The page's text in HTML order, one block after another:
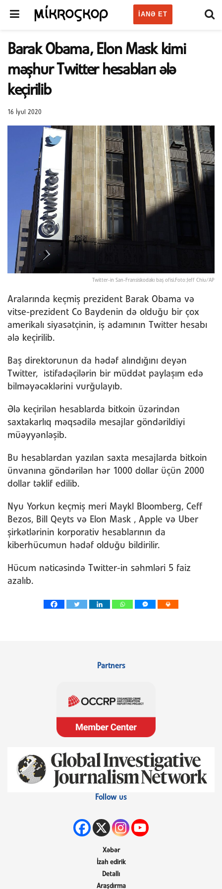
IANƏ ET
Barak Obama, Elon Mask kimi
məşhur Twitter hesabları ələ
keçirilib
16 İyul 2020
Twitter-in San-Fransiskodakı baş ofisi.Foto:Jeff Chiu/AP
Aralarında keçmiş prezident Barak Obama və
vitse-prezident Co Baydenin də olduğu bir çox
amerikalı siyasətçinin, iş adamının Twitter hesabı
ələ keçirilib.
Baş direktorunun da hədəf alındığını deyən
Twitter, istifadəçilərin bir müddət paylaşım edə
bilməyəcəklərini vurğulayıb.
Ələ keçirilən hesablarda bitkoin üzərindən
saxtakarlıq məqsədilə mesajlar göndərildiyi
müəyyənləşib.
Bu hesablardan yazılan saxta mesajlarda bitkoin
ünvanına göndərilən hər 1000 dollar üçün 2000
dollar təklif edilib.
Nyu Yorkun keçmiş meri Maykl Bloomberg, Ceff
Bezos, Bill Qeyts və Elon Mask , Apple və Uber
şirkətlərinin korporativ hesablarının da
kiberhücumun hədəf olduğu bildirilir.
Hücum nəticəsində Twitter-in səhmləri 5 faiz
azalıb.
Partners
Follow us
Xəbər
İzah edirik
Detallı
Araşdırma